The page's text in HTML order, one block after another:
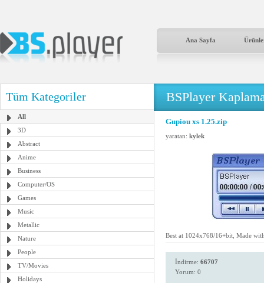
Ana Sayfa
Tüm Kategoriler
All
3D
Abstract
Anime
Business
Computer/OS
Games
Music
Metallic
Nature
People
TV/Movies
Holidays
BSPlayer
Gupiou xs 1.25.zip
yaratan: kylek
Best at 1024x768/16+bit, Made
İndirme: 66707
Yorum: 0